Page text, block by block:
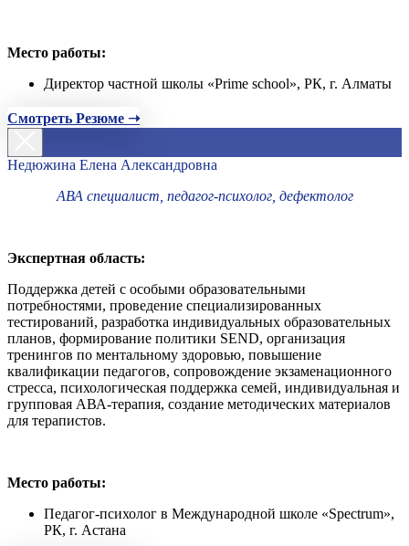
Место работы:
Директор частной школы «Prime school», РК, г. Алматы
Смотреть Резюме ➝
Недюжина Елена Александровна
АВА специалист, педагог-психолог, дефектолог
Экспертная область:
Поддержка детей с особыми образовательными
потребностями, проведение специализированных
тестирований, разработка индивидуальных образовательных
планов, формирование политики SEND, организация
тренингов по ментальному здоровью, повышение
квалификации педагогов, сопровождение экзаменационного
стресса, психологическая поддержка семей, индивидуальная и
групповая АВА-терапия, создание методических материалов
для терапистов.
Место работы:
Педагог-психолог в Международной школе «Spectrum»,
РК, г. Астана